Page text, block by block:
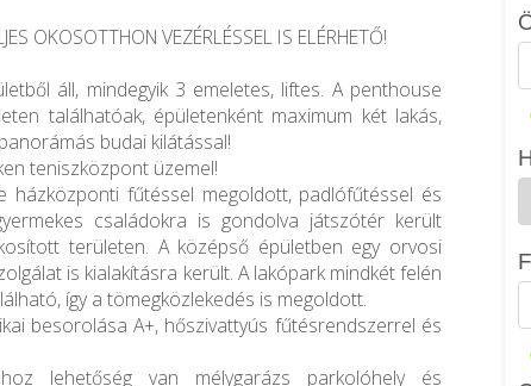
OKOSOTTHON VEZÉRLÉSSEL IS ELÉRHETŐ!
áll, mindegyik 3 emeletes, liftes. A penthouse
találhatóak, épületenként maximum két lakás,
budai kilátással!
teniszközpont üzemel!
házközponti fűtéssel megoldott, padlófűtéssel és
családokra is gondolva játszótér került
területen. A középső épületben egy orvosi
is kialakításra került. A lakópark mindkét felén
így a tömegközlekedés is megoldott.
besorolása A+, hőszivattyús fűtésrendszerrel és
lehetőség van mélygarázs parkolóhely és